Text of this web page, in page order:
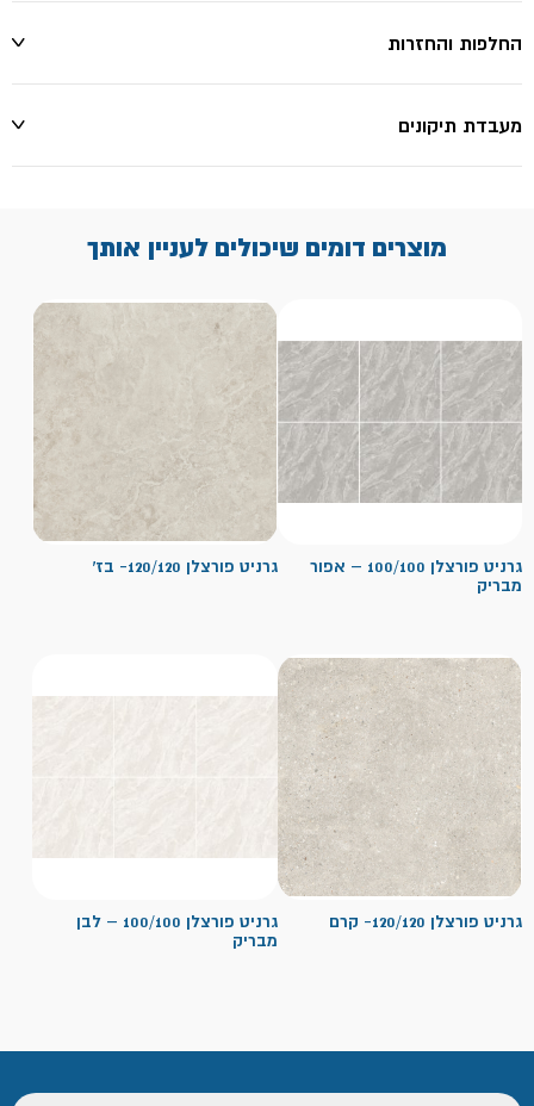
החלפות והחזרות
מעבדת תיקונים
מוצרים דומים שיכולים לעניין אותך
גרניט פורצלן 100/100 – אפור
מבריק
גרניט פורצלן 120/120- בז'
גרניט פורצלן 120/120- קרם
גרניט פורצלן 100/100 – לבן
מבריק